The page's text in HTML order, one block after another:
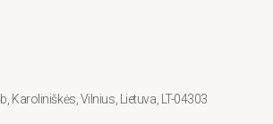
Karoliniškės, Vilnius, Lietuva, LT-04303